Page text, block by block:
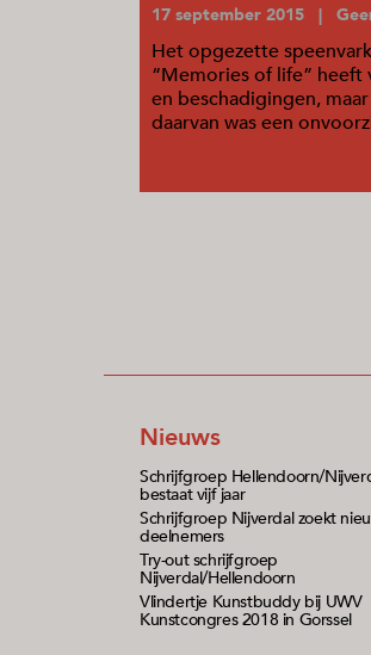
17 september 2015 |
Het opgezette
“Memories of life” heeft
en beschadigingen,
daarvan was een
Nieuws
Schrijfgroep Hellendoorn/
bestaat vijf jaar
Schrijfgroep Nijverdal zoekt
deelnemers
Try-out schrijfgroep
Nijverdal/Hellendoorn
Vlindertje Kunstbuddy bij UWV
Kunstcongres 2018 in Gorssel